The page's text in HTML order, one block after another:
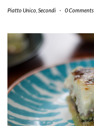
Piatto Unico Secondi - 0 Comments